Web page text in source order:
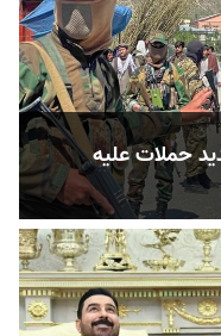
حملات علیه